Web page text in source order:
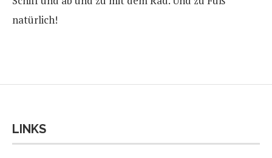
natürlich!
LINKS